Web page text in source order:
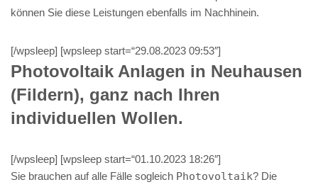
können Sie diese Leistungen ebenfalls im Nachhinein.
[/wpsleep] [wpsleep start=“29.08.2023 09:53″]
Photovoltaik Anlagen in Neuhausen
(Fildern), ganz nach Ihren
individuellen Wollen.
[/wpsleep] [wpsleep start=“01.10.2023 18:26″]
Sie brauchen auf alle Fälle sogleich Photovoltaik? Die